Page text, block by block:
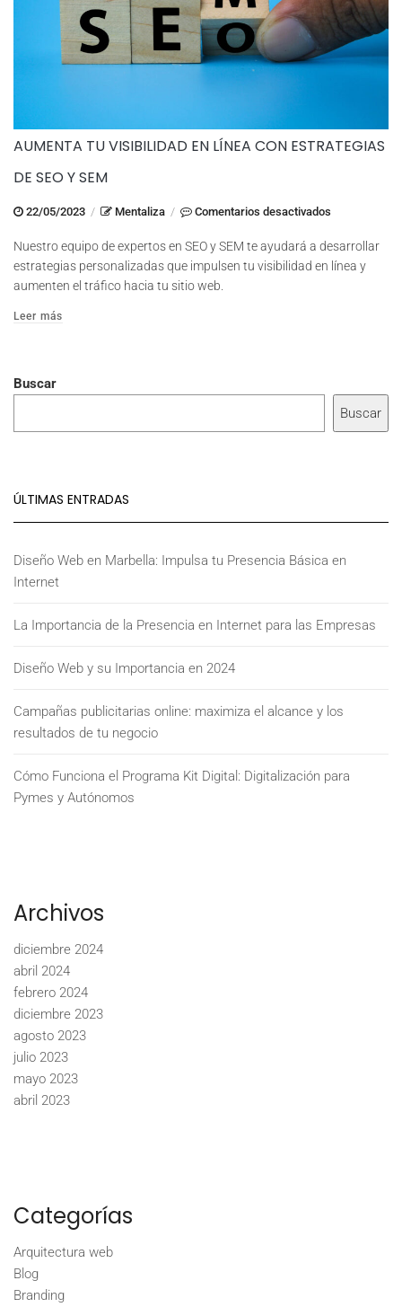
AUMENTA TU VISIBILIDAD EN LÍNEA CON ESTRATEGIAS
DE SEO Y SEM
22/05/2023 / Mentaliza / Comentarios desactivados
tu
visibilidad
Nuestro equipo de expertos en SEO y SEM te ayudará a desarrollar
estrategias personalizadas que impulsen tu visibilidad en línea y
aumenten el tráfico hacia tu sitio web.
Leer más
Buscar
Buscar
ÚLTIMAS ENTRADAS
Diseño Web en Marbella: Impulsa tu Presencia Básica en
Internet
La Importancia de la Presencia en Internet para las Empresas
Diseño Web y su Importancia en 2024
Campañas publicitarias online: maximiza el alcance y los
resultados de tu negocio
Cómo Funciona el Programa Kit Digital: Digitalización para
Pymes y Autónomos
Archivos
diciembre 2024
abril 2024
febrero 2024
diciembre 2023
agosto 2023
julio 2023
mayo 2023
abril 2023
Categorías
Arquitectura web
Blog
Branding